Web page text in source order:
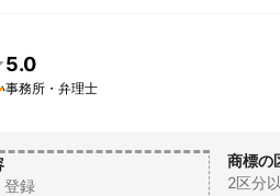
5.0
事務所・弁理士
登録
商標の
2区分